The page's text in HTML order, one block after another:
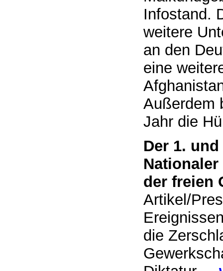
Infostand.
weitere
an den
eine
Außerdem
Jahr die
Der 1.
der freien
Artikel/
die